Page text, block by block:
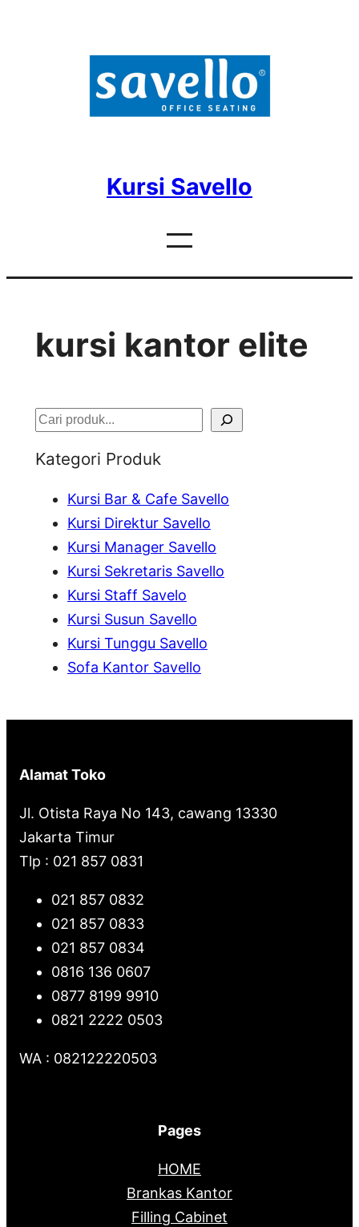
Kursi Savello
kursi kantor elite
S
Kategori Produk
Kursi Bar & Cafe Savello
Kursi Direktur Savello
Kursi Manager Savello
Kursi Sekretaris Savello
Kursi Staff Savelo
Kursi Susun Savello
Kursi Tunggu Savello
Sofa Kantor Savello
Alamat Toko
Jl. Otista Raya No 143, cawang 13330
Jakarta Timur
Tlp : 021 857 0831
021 857 0832
021 857 0833
021 857 0834
0816 136 0607
0877 8199 9910
0821 2222 0503
WA : 082122220503
Pages
HOME
Brankas Kantor
Filling Cabinet